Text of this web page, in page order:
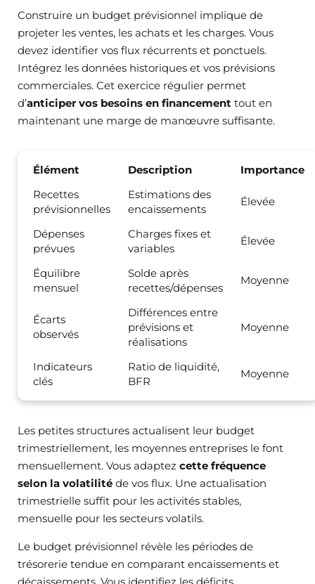
Construire un budget prévisionnel implique de
projeter les ventes, les achats et les charges. Vous
devez identifier vos flux récurrents et ponctuels.
Intégrez les données historiques et vos prévisions
commerciales. Cet exercice régulier permet
d’anticiper vos besoins en financement tout en
maintenant une marge de manœuvre suffisante.
Élément Description
Importance
Recettes
prévisionnelles
Estimations des
encaissements
Élevée
Dépenses
prévues
Charges fixes et
variables
Élevée
Équilibre
mensuel
Solde après
recettes/dépenses
Moyenne
Écarts
observés
Différences entre
prévisions et
réalisations
Moyenne
Indicateurs
clés
Ratio de liquidité,
BFR
Moyenne
Les petites structures actualisent leur budget
trimestriellement, les moyennes entreprises le font
mensuellement. Vous adaptez cette fréquence
selon la volatilité de vos flux. Une actualisation
trimestrielle suffit pour les activités stables,
mensuelle pour les secteurs volatils.
Le budget prévisionnel révèle les périodes de
trésorerie tendue en comparant encaissements et